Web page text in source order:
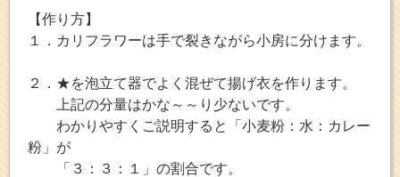
【作り方】
１．カリフラワーは手で裂きながら小房に分けます。
２．★を泡立て器でよく混ぜて揚げ衣を作ります。
上記の分量はかな～～り少ないです。
わかりやすくご説明すると「小麦粉：水：カレー
粉」が
「３：３：１」の割合です。